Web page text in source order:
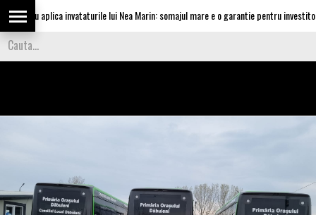
aplica invataturile lui Nea Marin: somajul mare e o garantie pentru investitori